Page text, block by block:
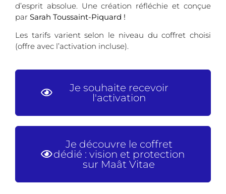
d’esprit absolue. Une création réfléchie et conçue
par Sarah Toussaint-Piquard !
Les tarifs varient selon le niveau du coffret choisi
(offre avec l’activation incluse).
Je souhaite recevoir
l'activation
Je découvre le coffret
dédié : vision et protection
sur Maât Vitae